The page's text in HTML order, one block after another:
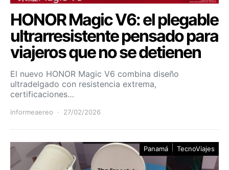
HONOR Magic V6: el plegable
ultrarresistente pensado para
viajeros que no se detienen
El nuevo HONOR Magic V6 combina diseño
ultradelgado con resistencia extrema,
certificaciones…
informeaereo 27/02/2026
Panamá TecnoViajes